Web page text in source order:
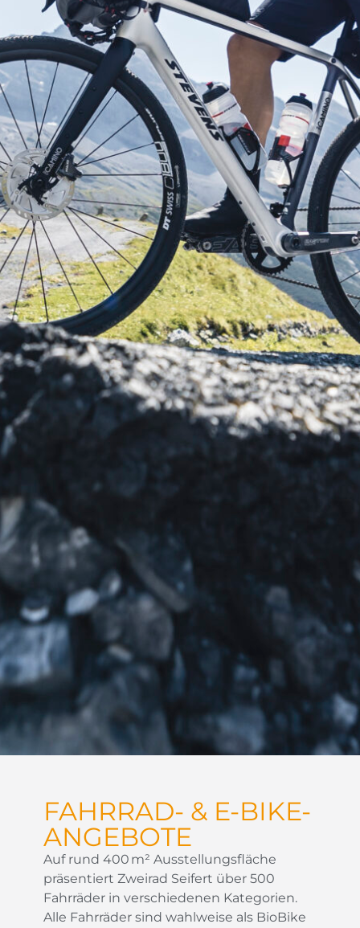
FAHRRAD- & E-BIKE-
ANGEBOTE
Auf rund 400 m² Ausstellungsfläche
präsentiert Zweirad Seifert über 500
Fahrräder in verschiedenen Kategorien.
Alle Fahrräder sind wahlweise als BioBike